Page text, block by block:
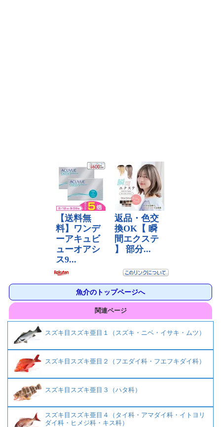
魚介のトップページへ
関連ページ
スズキ目スズキ亜目１（スズキ・ニベ・イサキ・ムツ）
スズキ目スズキ亜目２（フエダイ科・フエフキダイ科）
スズキ目スズキ亜目３（ハタ科）
スズキ目スズキ亜目４（タイ科・アマダイ科・イトヨリ
ダイ科・ヒメジ科・キス科）